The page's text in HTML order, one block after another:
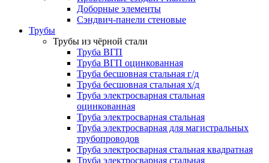
Доборные элементы
Сэндвич-панели стеновые
Трубы
Трубы из чёрной стали
Труба ВГП
Труба ВГП оцинкованная
Труба бесшовная стальная г/д
Труба бесшовная стальная х/д
Труба электросварная стальная
оцинкованная
Труба электросварная стальная
Труба электросварная для магистральных
трубопроводов
Труба электросварная стальная квадратная
Труба электросварная стальная